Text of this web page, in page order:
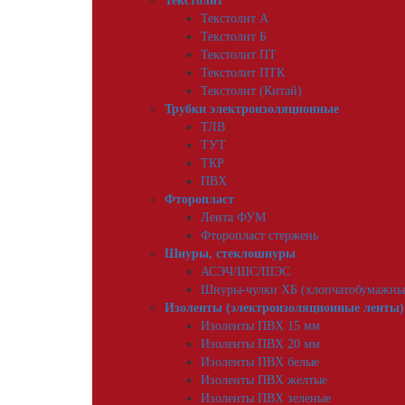
Текстолит А
Текстолит Б
Текстолит ПТ
Текстолит ПТК
Текстолит (Китай)
Трубки электроизоляционные
ТЛВ
ТУТ
ТКР
ПВХ
Фторопласт
Лента ФУМ
Фторопласт стержень
Шнуры, стеклошнуры
АСЭЧ/ШС/ШЭС
Шнуры-чулки ХБ
Изоленты (электроизоляционные ленты)
Изоленты ПВХ 15 мм
Изоленты ПВХ 20 мм
Изоленты ПВХ белые
Изоленты ПВХ желтые
Изоленты ПВХ зеленые